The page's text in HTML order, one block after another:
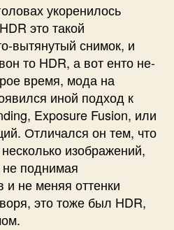
укоренилось
это такой
вытянутый снимок, и
то HDR, а вот енто не-
время, мода на
иной подход к
Exposure Fusion, или
Отличался он тем, что
изображений,
не поднимая
и не меняя оттенки
это тоже был HDR,